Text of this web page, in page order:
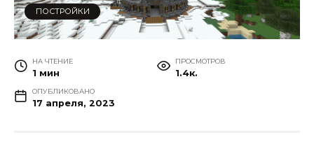
ПОСТРОЙКИ
НА ЧТЕНИЕ
1 мин
ПРОСМОТРОВ
1.4к.
ОПУБЛИКОВАНО
17 апреля, 2023